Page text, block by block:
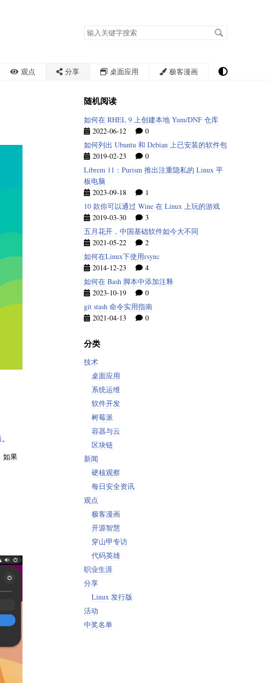
搜
索
观点 分享 桌面应用 极客漫画
。
如果
随机阅读
如何在 RHEL 9 上创建本地 Yum/DNF 仓库
2022-06-12
0
如何列出 Ubuntu 和 Debian 上已安装的软件包
2019-02-23
0
Librem 11：Purism 推出注重隐私的 Linux 平
板电脑
2023-09-18
1
10 款你可以通过 Wine 在 Linux 上玩的游戏
2019-03-30
3
五月花开，中国基础软件如今大不同
2021-05-22
2
如何在Linux下使用rsync
2014-12-23
4
如何在 Bash 脚本中添加注释
2023-10-19
0
git stash 命令实用指南
2021-04-13
0
分类
技术
桌面应用
系统运维
软件开发
树莓派
容器与云
区块链
新闻
硬核观察
每日安全资讯
观点
极客漫画
开源智慧
穿山甲专访
代码英雄
职业生涯
分享
Linux 发行版
活动
中奖名单